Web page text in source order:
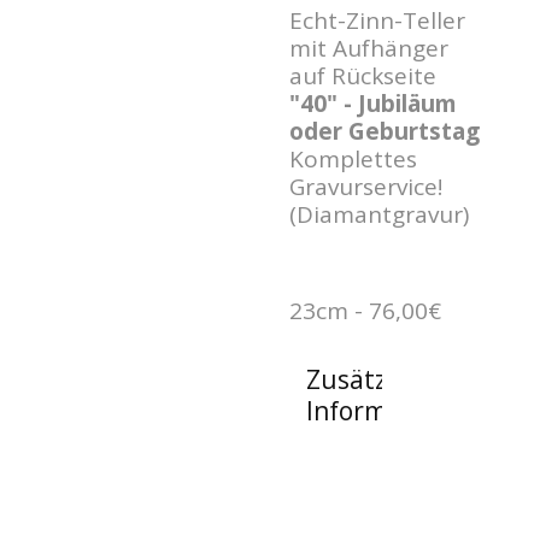
Echt-Zinn-Teller
mit Aufhänger
auf Rückseite
"40" - Jubiläum
oder Geburtstag
Komplettes
Gravurservice!
(Diamantgravur)
23cm - 76,00€
Zusätzliche
Informationen